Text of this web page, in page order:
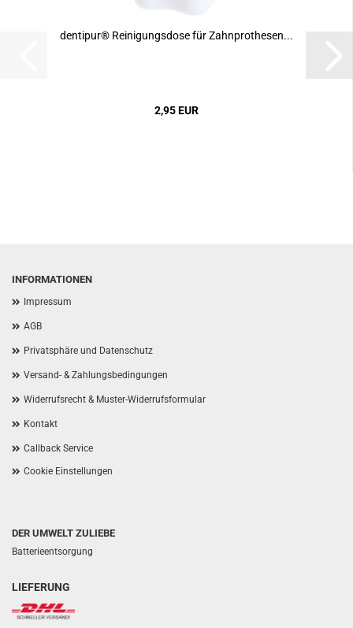
dentipur® Reinigungsdose für Zahnprothesen...
2,95 EUR
INFORMATIONEN
Impressum
AGB
Privatsphäre und Datenschutz
Versand- & Zahlungsbedingungen
Widerrufsrecht & Muster-Widerrufsformular
Kontakt
Callback Service
Cookie Einstellungen
DER UMWELT ZULIEBE
Batterieentsorgung
LIEFERUNG